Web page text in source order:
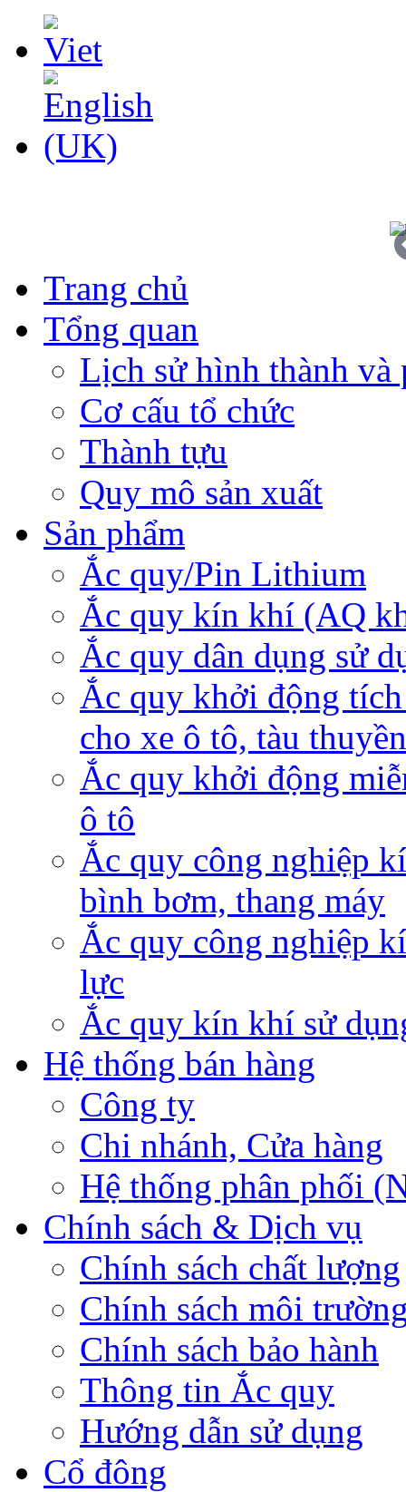
Trang chủ
Tổng quan
Lịch sử hình thành và
Cơ cấu tổ chức
Thành tựu
Quy mô sản xuất
Sản phẩm
Ắc quy/Pin Lithium
Ắc quy kín khí (AQ
Ắc quy dân dụng sử
Ắc quy khởi động
cho xe ô tô, tàu thuyền
Ắc quy khởi động
ô tô
Ắc quy công nghiệp
bình bơm, thang máy
Ắc quy công nghiệp
lực
Ắc quy kín khí sử
Hệ thống bán hàng
Công ty
Chi nhánh, Cửa hàng
Hệ thống phân phối
Chính sách & Dịch vụ
Chính sách chất lượng
Chính sách môi
Chính sách bảo hành
Thông tin Ắc quy
Hướng dẫn sử dụng
Cổ đông